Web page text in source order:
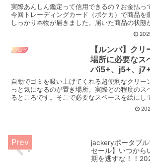
実際あんしん鑑定って信用できるの？お金払
今回トレーディングカード（ポケカ）で商品を
しっかり本物が届きました。届いた商品の状態
ば偽物が届く可能性を減らせる」と実感でき
ブログ
【ルンバ】ク
場所に必要なス
バi5+、j5+、
自動でゴミを吸い上げてくれる超便利なクリー
っと気になるのが置き場所。実際どの程度のス
るところです。そこで必要なスペースを絵に
ーンベースに必要なスペース】クリーンベー
jackeryポータブ
セール】いつから
期を逃すな！！